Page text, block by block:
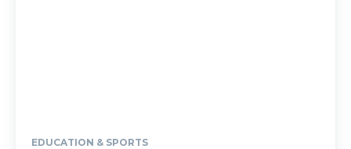
EDUCATION & SPORTS